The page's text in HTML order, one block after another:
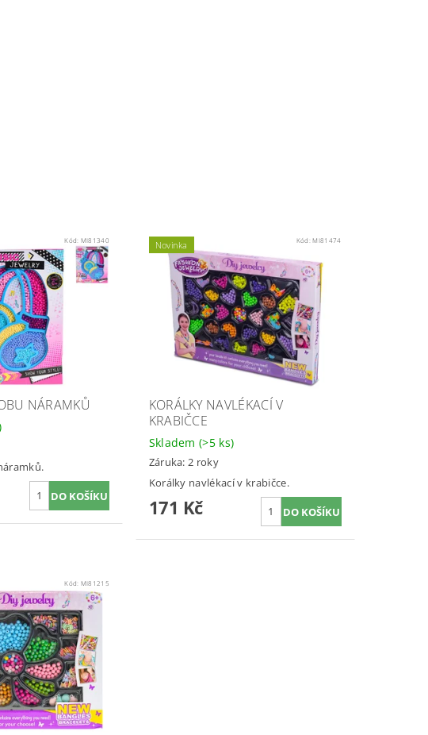
Kód: MI81340
NÁRAMKŮ
Novinka Kód:MI81474
KORÁLKY NAVLÉKACÍ V
KRABIČCE
Skladem(>5 ks)
Záruka: 2 roky
Korálky navlékací v krabičce.
171 Kč
Kód: MI81215